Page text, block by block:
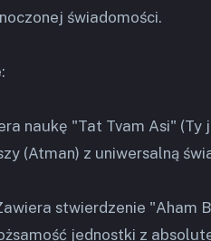
świadomości.
naukę "Tat Tvam Asi" (Ty
(Atman) z uniwersalną
stwierdzenie "Aham
jednostki z